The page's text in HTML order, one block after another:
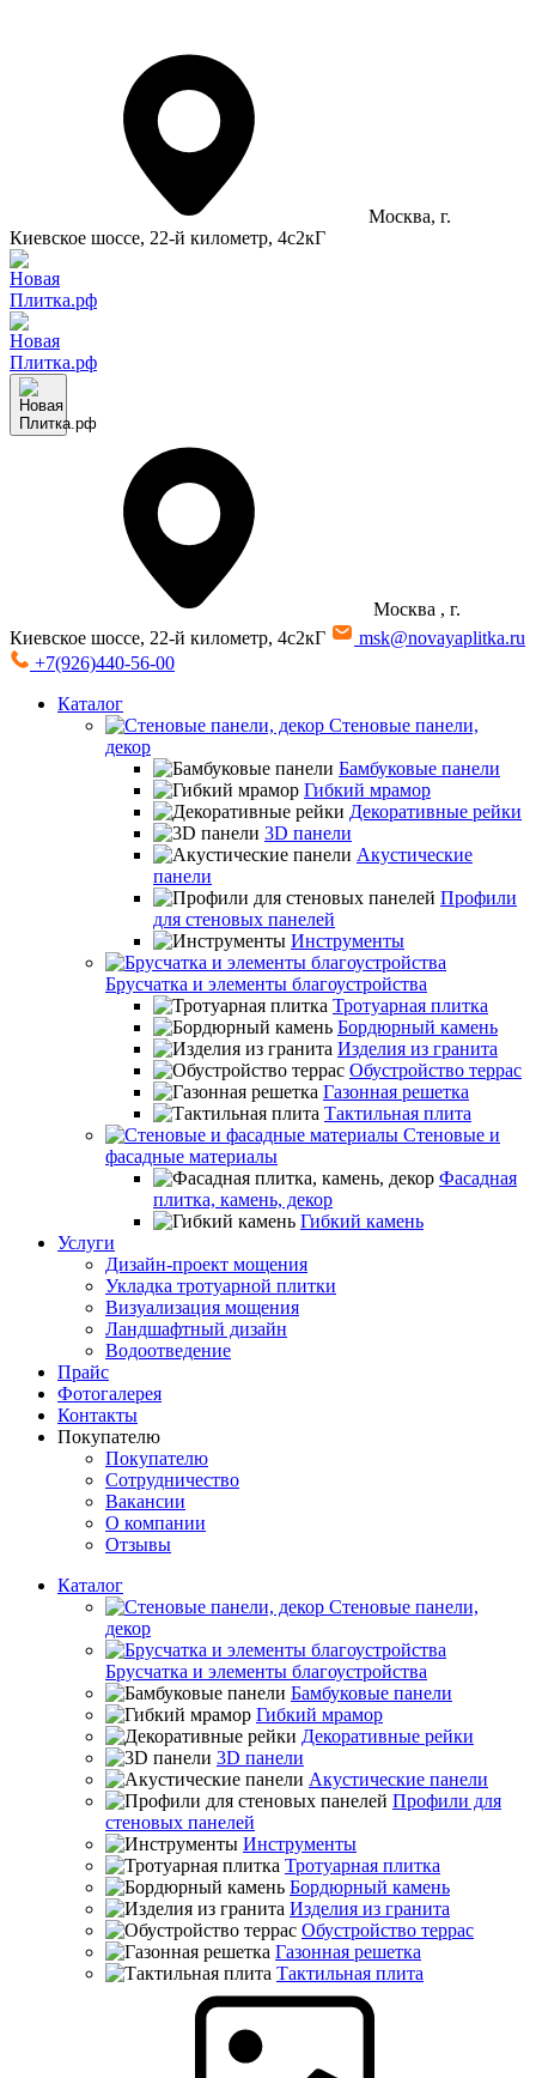
Москва, г.
Киевское шоссе, 22-й километр, 4с2кГ
Москва , г.
Киевское шоссе, 22-й километр, 4с2кГ
msk@novayaplitka.ru
+7(926)440-56-00
Каталог
Стеновые панели,
декор
Бамбуковые панели
Гибкий мрамор
Декоративные рейки
3D панели
Акустические
панели
Профили
для стеновых панелей
Инструменты
Брусчатка и элементы благоустройства
Тротуарная плитка
Бордюрный камень
Изделия из гранита
Обустройство террас
Газонная решетка
Тактильная плита
Стеновые и
фасадные материалы
Фасадная
плитка, камень, декор
Гибкий камень
Услуги
Дизайн-проект мощения
Укладка тротуарной плитки
Визуализация мощения
Ландшафтный дизайн
Водоотведение
Прайс
Фотогалерея
Контакты
Покупателю
Покупателю
Сотрудничество
Вакансии
О компании
Отзывы
Каталог
Стеновые панели,
декор
Брусчатка и элементы благоустройства
Бамбуковые панели
Гибкий мрамор
Декоративные рейки
3D панели
Акустические панели
Профили для
стеновых панелей
Инструменты
Тротуарная плитка
Бордюрный камень
Изделия из гранита
Обустройство террас
Газонная решетка
Тактильная плита